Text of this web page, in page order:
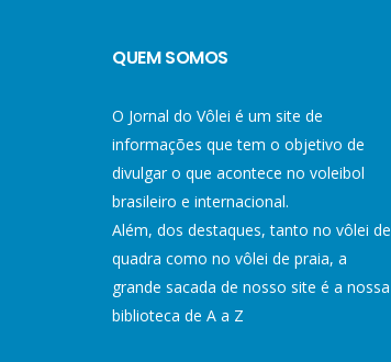
QUEM SOMOS
O Jornal do Vôlei é um site de
informações que tem o objetivo de
divulgar o que acontece no voleibol
brasileiro e internacional.
Além, dos destaques, tanto no vôlei de
quadra como no vôlei de praia, a
grande sacada de nosso site é a nossa
biblioteca de A a Z